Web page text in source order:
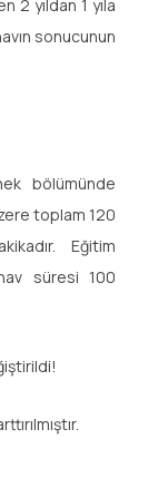
2 yıldan 1 yıla
sonucunun
bölümünde
toplam 120
Eğitim
süresi 100